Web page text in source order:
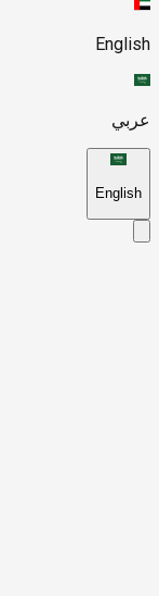
English
عربي
English